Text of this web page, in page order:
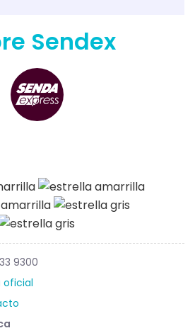
Sendex
9300
oficial